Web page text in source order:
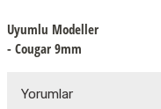
Uyumlu Modeller
- Cougar 9mm
Yorumlar